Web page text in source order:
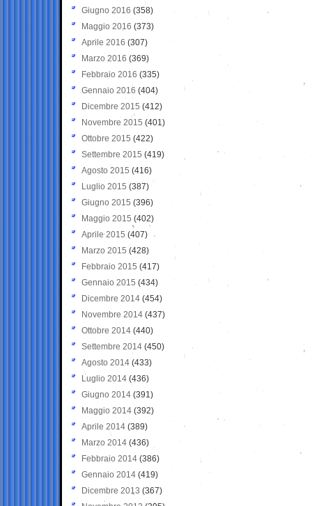
Giugno 2016 (358)
Maggio 2016 (373)
Aprile 2016 (307)
Marzo 2016 (369)
Febbraio 2016 (335)
Gennaio 2016 (404)
Dicembre 2015 (412)
Novembre 2015 (401)
Ottobre 2015 (422)
Settembre 2015 (419)
Agosto 2015 (416)
Luglio 2015 (387)
Giugno 2015 (396)
Maggio 2015 (402)
Aprile 2015 (407)
Marzo 2015 (428)
Febbraio 2015 (417)
Gennaio 2015 (434)
Dicembre 2014 (454)
Novembre 2014 (437)
Ottobre 2014 (440)
Settembre 2014 (450)
Agosto 2014 (433)
Luglio 2014 (436)
Giugno 2014 (391)
Maggio 2014 (392)
Aprile 2014 (389)
Marzo 2014 (436)
Febbraio 2014 (386)
Gennaio 2014 (419)
Dicembre 2013 (367)